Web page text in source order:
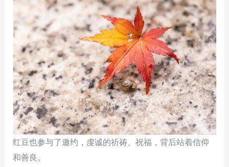
红豆也参与了邀约，虔诚的祈祷、祝福，背后站着信仰
和善良。